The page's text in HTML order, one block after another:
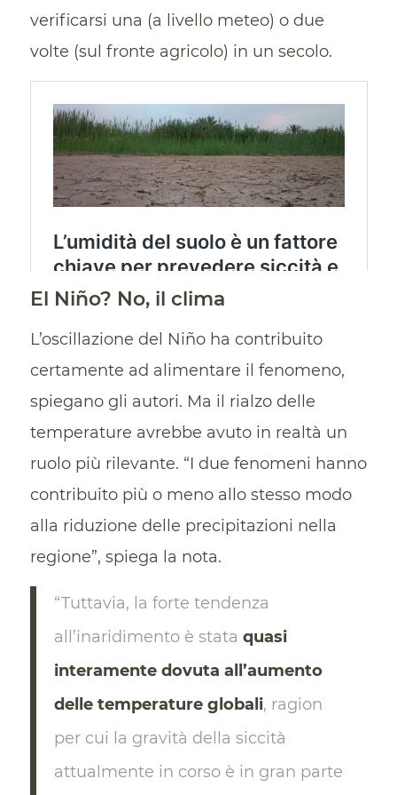
verificarsi una (a livello meteo) o due
volte (sul fronte agricolo) in un secolo.
El Niño? No, il clima
L’oscillazione del Niño ha contribuito
certamente ad alimentare il fenomeno,
spiegano gli autori. Ma il rialzo delle
temperature avrebbe avuto in realtà un
ruolo più rilevante. “I due fenomeni hanno
contribuito più o meno allo stesso modo
alla riduzione delle precipitazioni nella
regione”, spiega la nota.
“Tuttavia, la forte tendenza
all’inaridimento è stata quasi
interamente dovuta all’aumento
delle temperature globali, ragion
per cui la gravità della siccità
attualmente in corso è in gran parte